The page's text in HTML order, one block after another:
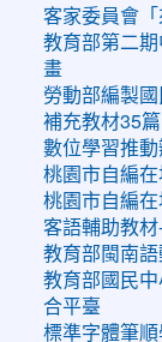
客家委員會「
教育部第二
畫
勞動部編製
補充教材35篇
數位學習推動
桃園市自編
桃園市自編
客語輔助教材
教育部閩南語
教育部國民
合平臺
標準字體筆順